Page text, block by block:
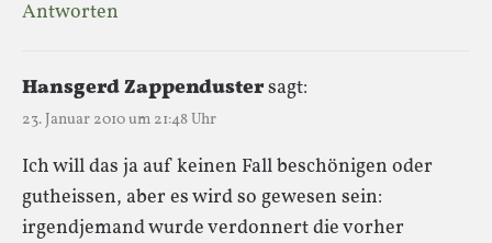
Antworten
Hansgerd Zappendustersagt:
23. Januar 2010 um 21:48 Uhr
Ich will das ja auf keinen Fall beschönigen oder
gutheissen, aber es wird so gewesen sein:
irgendjemand wurde verdonnert die vorher